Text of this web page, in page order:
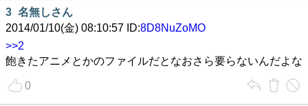
3 名無しさん
2014/01/10(金) 08:10:57 ID:8D8NuZoMO
>>2
飽きたアニメとかのファイルだとなおさら要らないんだよな
0